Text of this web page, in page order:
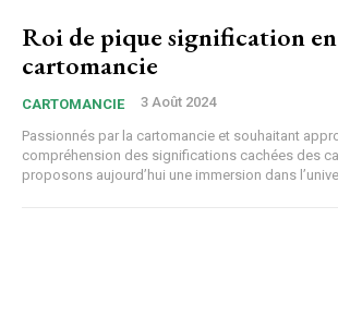
Roi de pique signification en
cartomancie
CARTOMANCIE 3 Août 2024
Passionnés par la cartomancie et souhaitant
compréhension des significations cachées des
proposons aujourd’hui une immersion dans